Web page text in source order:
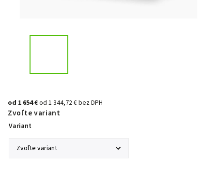
od 1 654 €od 1 344,72 €bez DPH
Zvoľte variant
Variant